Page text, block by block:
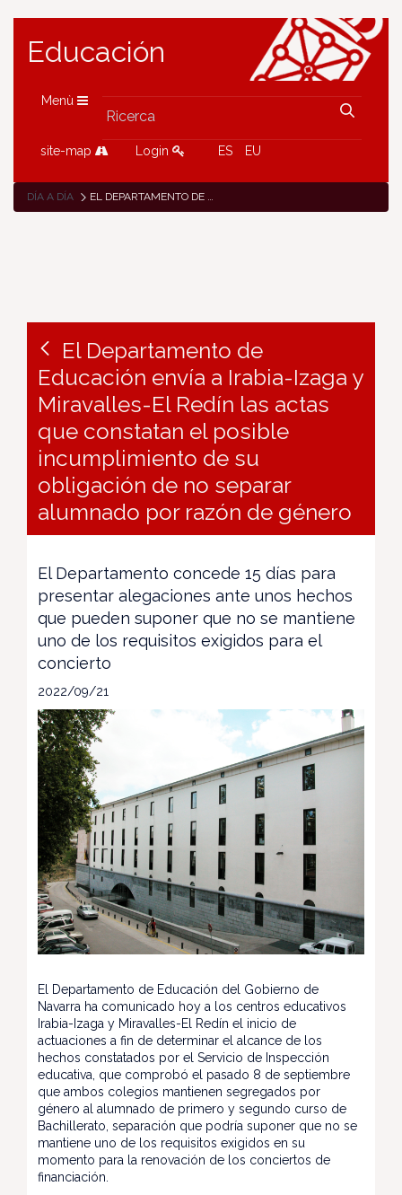
Educación
Menù
site-map Login ES EU
DÍA A DÍA EL DEPARTAMENTO DE EDUCACIÓN ENVÍA A IRABIA-IZAGA Y MIRAVALLES-EL REDÍN LAS ACTAS QUE CONSTATAN EL POSIBLE INCUMPLIMIENTO DE SU OBLIGACIÓN DE NO SEPARAR ALUMNADO POR RAZÓN DE GÉNERO
El Departamento de
Educación envía a Irabia-Izaga y
Miravalles-El Redín las actas
que constatan el posible
incumplimiento de su
obligación de no separar
alumnado por razón de género
El Departamento concede 15 días para
presentar alegaciones ante unos hechos
que pueden suponer que no se mantiene
uno de los requisitos exigidos para el
concierto
2022/09/21
El Departamento de Educación del Gobierno de
Navarra ha comunicado hoy a los centros educativos
Irabia-Izaga y Miravalles-El Redín el inicio de
actuaciones a fin de determinar el alcance de los
hechos constatados por el Servicio de Inspección
educativa, que comprobó el pasado 8 de septiembre
que ambos colegios mantienen segregados por
género al alumnado de primero y segundo curso de
Bachillerato, separación que podría suponer que no se
mantiene uno de los requisitos exigidos en su
momento para la renovación de los conciertos de
financiación.